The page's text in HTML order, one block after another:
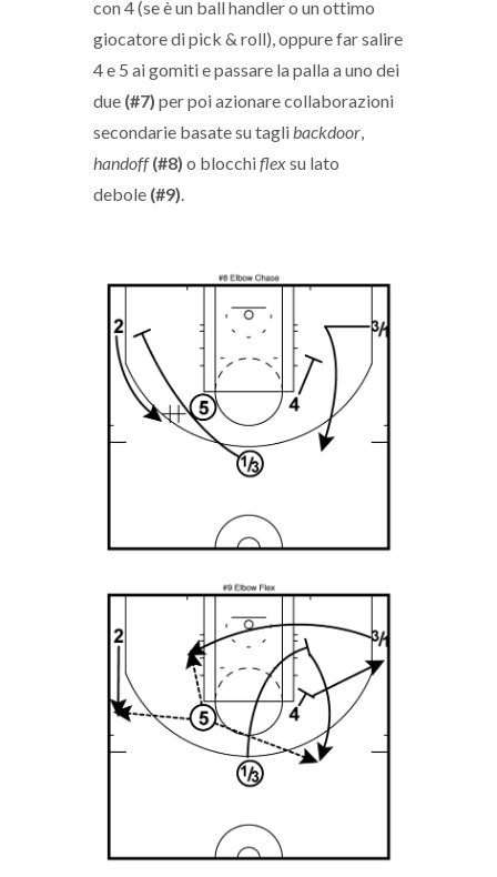
con 4 (se è un ball handler o un ottimo
giocatore di pick & roll), oppure far salire
4 e 5 ai gomiti e passare la palla a uno dei
due (#7) per poi azionare collaborazioni
secondarie basate su taglibackdoor,
handoff (#8) o blocchiflexsu lato
debole (#9).